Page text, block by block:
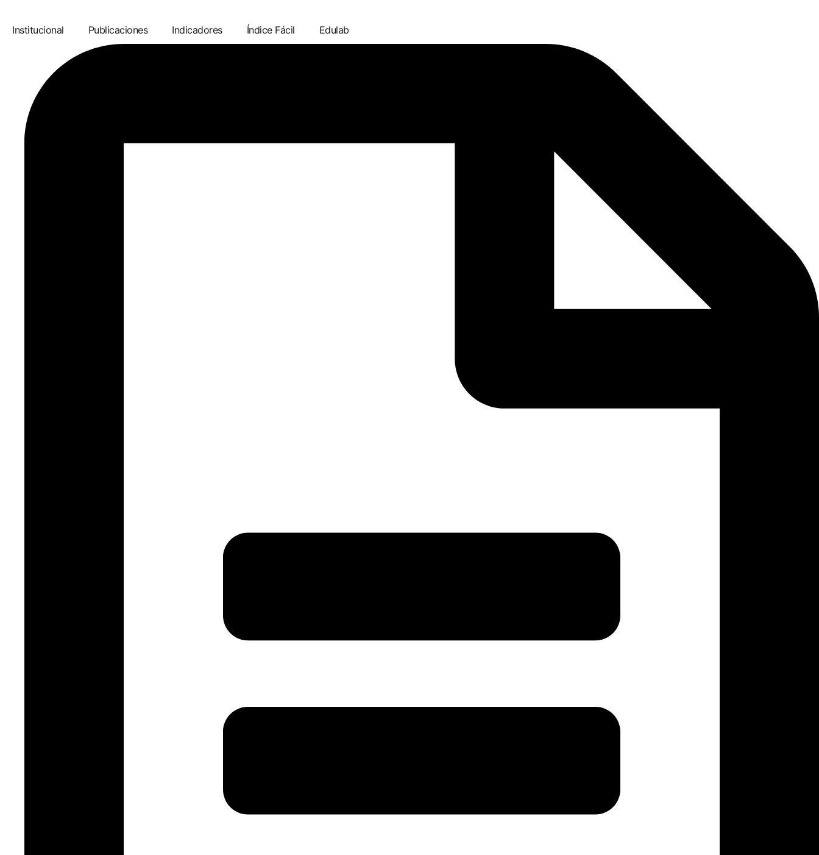
Institucional Publicaciones Indicadores Índice Fácil Edulab